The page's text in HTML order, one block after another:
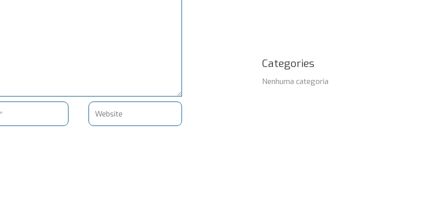
Categories
Nenhuma categoria